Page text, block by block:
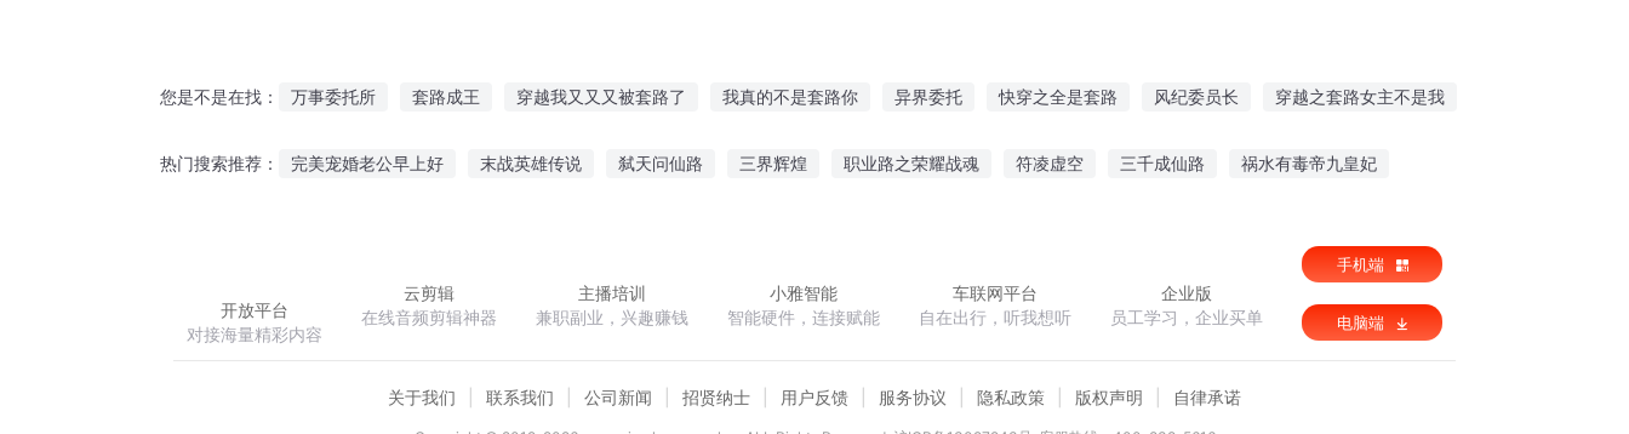
您是不是在找： 万事委托所 套路成王 穿越我又又又被套路了 我真的不是套路你 异界委托 快穿之全是套路 风纪委员长 穿越之套路女主不是我
热门搜索推荐： 完美宠婚老公早上好 末战英雄传说 弑天问仙路 三界辉煌 职业路之荣耀战魂 符凌虚空 三千成仙路 祸水有毒帝九皇妃
开放平台
对接海量精彩内容
云剪辑
在线音频剪辑神器
主播培训
兼职副业，兴趣赚钱
小雅智能
智能硬件，连接赋能
车联网平台
自在出行，听我想听
企业版
员工学习，企业买单
手机端
电脑端
关于我们 联系我们 公司新闻 招贤纳士 用户反馈 服务协议 隐私政策 版权声明 自律承诺